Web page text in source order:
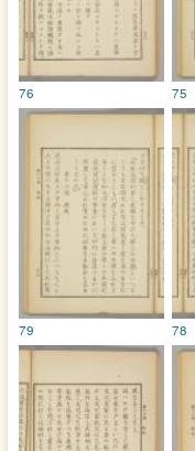
75
76
78
79